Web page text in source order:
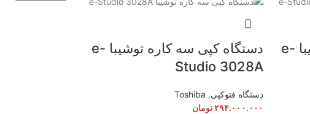
دستگاه کپی سه کاره توشیبا e-
دستگاه کپی سه کاره توشیبا e-
Studio 3028A
دستگاه فتوکپی,
Toshiba
۲۹۴.۰۰۰.۰۰۰تومان